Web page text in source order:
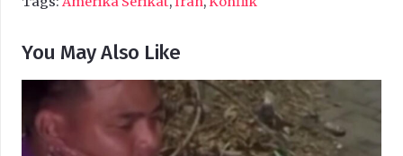
You May Also Like